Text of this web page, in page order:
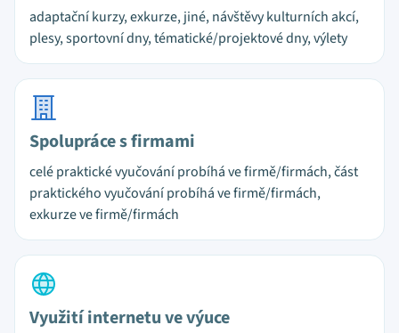
adaptační kurzy, exkurze, jiné, návštěvy kulturních akcí,
plesy, sportovní dny, tématické/projektové dny, výlety
Spolupráce s firmami
celé praktické vyučování probíhá ve firmě/firmách, část
praktického vyučování probíhá ve firmě/firmách,
exkurze ve firmě/firmách
Využití internetu ve výuce